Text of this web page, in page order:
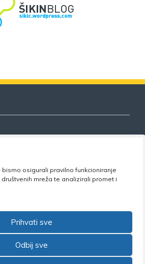
osigurali pravilno funkcioniranje
mreža te analizirali promet i
Prihvati sve
Odbij sve